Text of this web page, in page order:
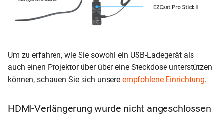
Um zu erfahren, wie Sie sowohl ein USB-Ladegerät als
auch einen Projektor über über eine Steckdose unterstützen
können, schauen Sie sich unsere empfohlene Einrichtung.
HDMI-Verlängerung wurde nicht angeschlossen